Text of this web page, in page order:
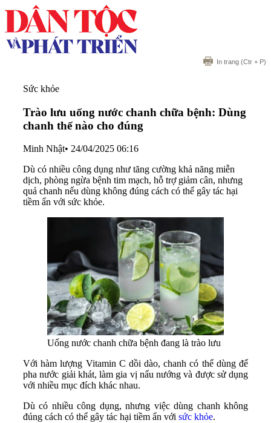
In trang (Ctr + P)
Sức khỏe
Trào lưu uống nước chanh chữa bệnh: Dùng
chanh thế nào cho đúng
Minh Nhật• 24/04/2025 06:16
Dù có nhiều công dụng như tăng cường khả năng miễn
dịch, phòng ngừa bệnh tim mạch, hỗ trợ giảm cân, nhưng
quả chanh nếu dùng không đúng cách có thể gây tác hại
tiềm ẩn với sức khỏe.
Uống nước chanh chữa bệnh đang là trào lưu
Với hàm lượng Vitamin C dồi dào, chanh có thể dùng để
pha nước giải khát, làm gia vị nấu nướng và được sử dụng
với nhiều mục đích khác nhau.
Dù có nhiều công dụng, nhưng việc dùng chanh không
đúng cách có thể gây tác hại tiềm ẩn với sức khỏe.